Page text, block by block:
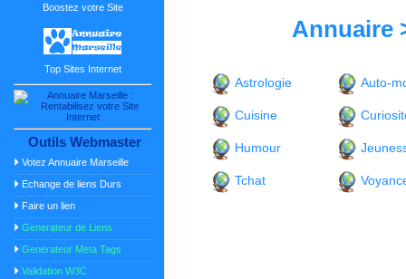
Boostez votre Site
Top Sites Internet
Outils Webmaster
Votez Annuaire Marseille
Echange de liens Durs
Faire un lien
Generateur de Liens
Generateur Meta Tags
Validation W3C
Annuaire
Astrologie Auto-
Cuisine
Humour
Tchat